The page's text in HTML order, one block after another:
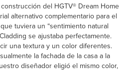
del HGTV® Dream Home
alternativo complementario para el
tuviera un “sentimiento natural
se ajustaba perfectamente.
una textura y un color diferentes.
la fachada de la casa a la
diseñador eligió el mismo color,